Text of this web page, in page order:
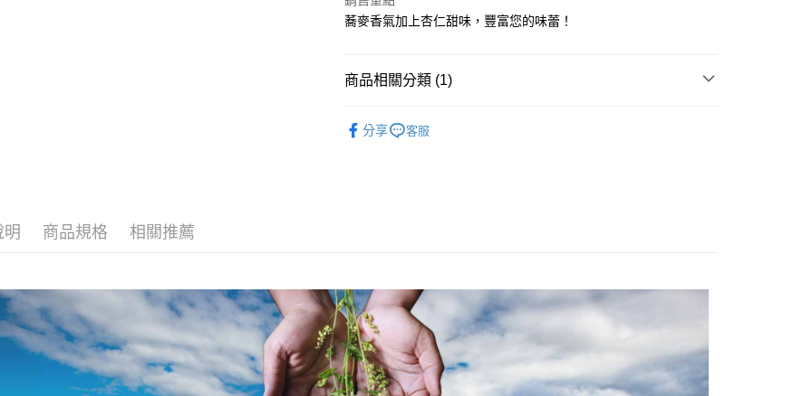
全家付款取貨
蕎麥香氣加上杏仁甜味，豐富您的味蕾！
商品相關分類 (1)
分享
客服
明 商品規格 相關推薦